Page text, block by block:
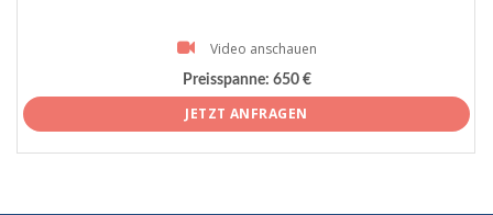
Video anschauen
Preisspanne: 650 €
JETZT ANFRAGEN